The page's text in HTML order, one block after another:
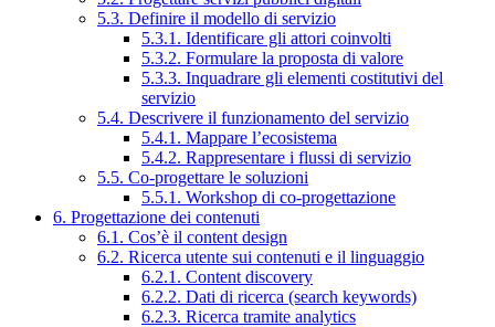
5.3. Definire il modello di servizio
5.3.1. Identificare gli attori coinvolti
5.3.2. Formulare la proposta di valore
5.3.3. Inquadrare gli elementi costitutivi del
servizio
5.4. Descrivere il funzionamento del servizio
5.4.1. Mappare l’ecosistema
5.4.2. Rappresentare i flussi di servizio
5.5. Co-progettare le soluzioni
5.5.1. Workshop di co-progettazione
6. Progettazione dei contenuti
6.1. Cos’è il content design
6.2. Ricerca utente sui contenuti e il linguaggio
6.2.1. Content discovery
6.2.2. Dati di ricerca (search keywords)
6.2.3. Ricerca tramite analytics